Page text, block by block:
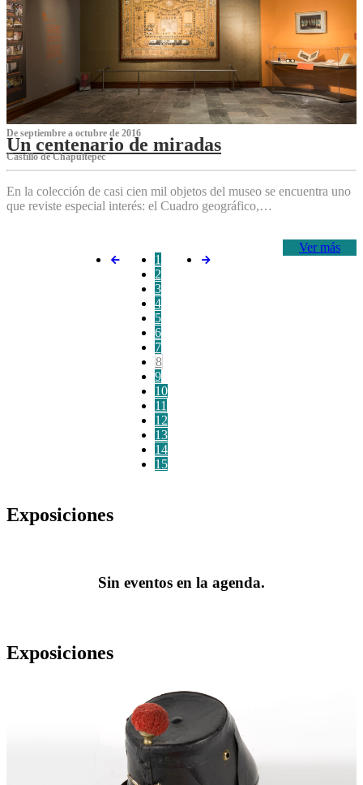
De septiembre a octubre de 2016
Un centenario de miradas
Castillo de Chapultepec
En la colección de casi cien mil objetos del museo se encuentra uno
que reviste especial interés: el Cuadro geográfico,…
Ver más
1
2
3
4
5
6
7
8
9
10
11
12
13
14
15
Exposiciones
Sin eventos en la agenda.
Exposiciones